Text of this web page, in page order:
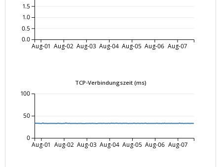
Aug-01 Aug-02 Aug-03 Aug-04 Aug-05 Aug-06 Aug-07
0.0
0.5
1.0
1.5
TCP-Verbindungszeit (ms)
Aug-01 Aug-02 Aug-03 Aug-04 Aug-05 Aug-06 Aug-07
0
50
100